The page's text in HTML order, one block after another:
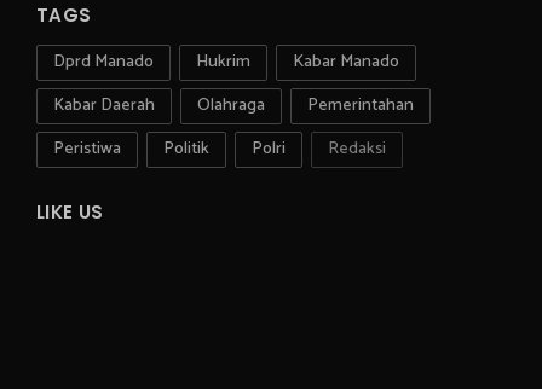
TAGS
Dprd Manado Hukrim
Kabar Manado
Kabar Daerah
Olahraga
Pemerintahan
Peristiwa
Politik Polri Redaksi
LIKE US